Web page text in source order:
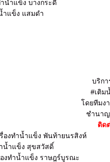
น้ำแข็ง บางกระดี่
ำแข็ง แสมดำ
บริกา
#เติม
โดยทีมง
ชำนา
ติด
องทำน้ำแข็ง พันท้ายนรสิงห์
น้ำแข็ง สุขสวัสดิ์
งทำน้ำแข็ง ราษฎร์บูรณะ